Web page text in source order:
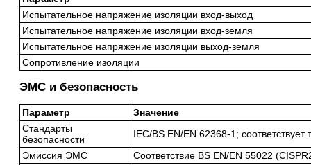
Испытательное напряжение изоляции вход-выход
Испытательное напряжение изоляции вход-земля
Испытательное напряжение изоляции выход-земля
Сопротивление изоляции
ЭМС и безопасность
Параметр
Значение
Стандарты
безопасности
IEC/BS EN/EN 62368-1;
Эмиссия ЭМС
Соответствие BS EN/EN 55022